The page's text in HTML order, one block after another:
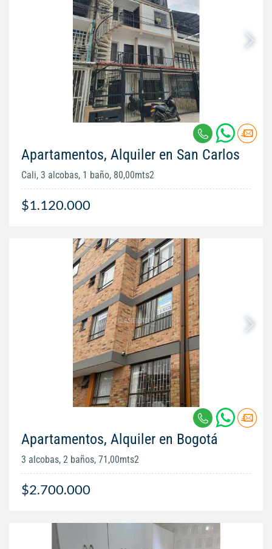
Apartamentos, Alquiler en San Carlos
Cali, 3 alcobas, 1 baño, 80,00mts2
$1.120.000
Apartamentos, Alquiler en Bogotá
3 alcobas, 2 baños, 71,00mts2
$2.700.000